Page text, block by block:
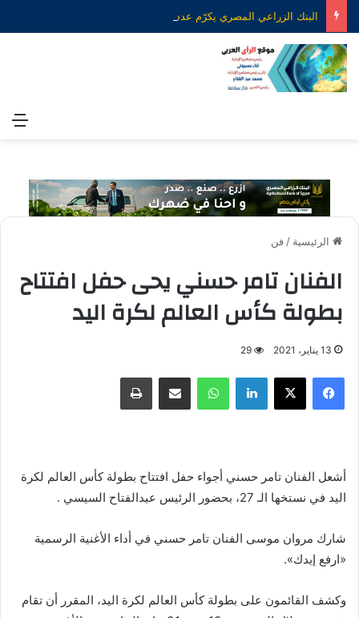
الرئيسية /فن
الفنان تامر حسني يحى حفل افتتاح
بطولة كأس العالم لكرة اليد
13 يناير، 2021 29
فيسبوك X لينكدإن واتساب مشاركة عبر البريد طباعة
أشعل الفنان تامر حسني أجواء حفل افتتاح بطولة كأس العالم لكرة
اليد في نستخها الـ 27، بحضور الرئيس عبدالفتاح السيسي .
شارك مروان موسى الفنان تامر حسني في أداء الأغنية الرسمية
«ارفع إيدك».
وكشف القائمون على بطولة كأس العالم لكرة اليد، المقرر أن تقام